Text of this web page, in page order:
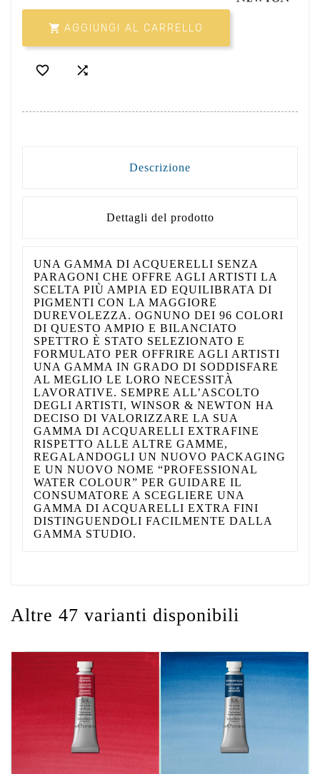
 AGGIUNGI AL CARRELLO
 
Descrizione
Dettagli del prodotto
UNA GAMMA DI ACQUERELLI SENZA
PARAGONI CHE OFFRE AGLI ARTISTI LA
SCELTA PIÙ AMPIA ED EQUILIBRATA DI
PIGMENTI CON LA MAGGIORE
DUREVOLEZZA. OGNUNO DEI 96 COLORI
DI QUESTO AMPIO E BILANCIATO
SPETTRO È STATO SELEZIONATO E
FORMULATO PER OFFRIRE AGLI ARTISTI
UNA GAMMA IN GRADO DI SODDISFARE
AL MEGLIO LE LORO NECESSITÀ
LAVORATIVE. SEMPRE ALL’ASCOLTO
DEGLI ARTISTI, WINSOR & NEWTON HA
DECISO DI VALORIZZARE LA SUA
GAMMA DI ACQUARELLI EXTRAFINE
RISPETTO ALLE ALTRE GAMME,
REGALANDOGLI UN NUOVO PACKAGING
E UN NUOVO NOME “PROFESSIONAL
WATER COLOUR” PER GUIDARE IL
CONSUMATORE A SCEGLIERE UNA
GAMMA DI ACQUARELLI EXTRA FINI
DISTINGUENDOLI FACILMENTE DALLA
GAMMA STUDIO.
Altre 47 varianti disponibili